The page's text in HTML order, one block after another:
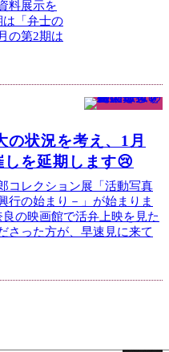
料展示を
は「弁士の
の第2期は
の状況を考え、1月
を延期します😢
コレクション展「活動写真
行の始まり－」が始まりま
の映画館で活弁上映を見た
さった方が、早速見に来て